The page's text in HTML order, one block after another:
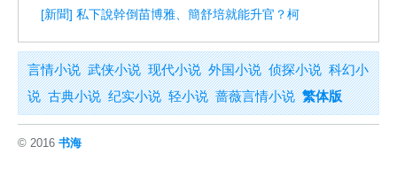
[新聞] 私下說幹倒苗博雅、簡舒培就能升官？柯
言情小说 武侠小说 现代小说 外国小说 侦探小说 科幻小
说 古典小说 纪实小说 轻小说 蔷薇言情小说 繁体版
© 2016 书海